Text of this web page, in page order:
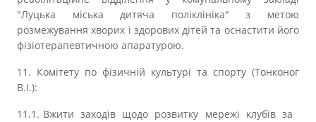
"Луцька міська дитяча поліклініка" з метою
розмежування хворих і здорових дітей та оснастити його
фізіотерапевтичною апаратурою.
11. Комітету по фізичній культурі та спорту (Тонконог
В.І.):
11.1. Вжити заходів щодо розвитку мережі клубів за